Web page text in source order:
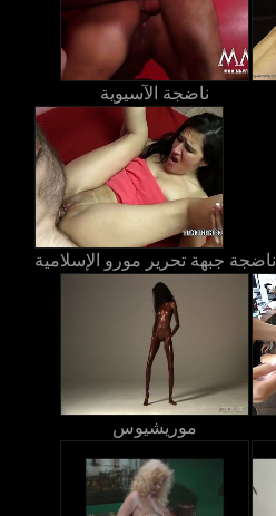
ناضجة الآسيوية
ناضجة جبهة تحرير مورو الإسلامية
موريشيوس